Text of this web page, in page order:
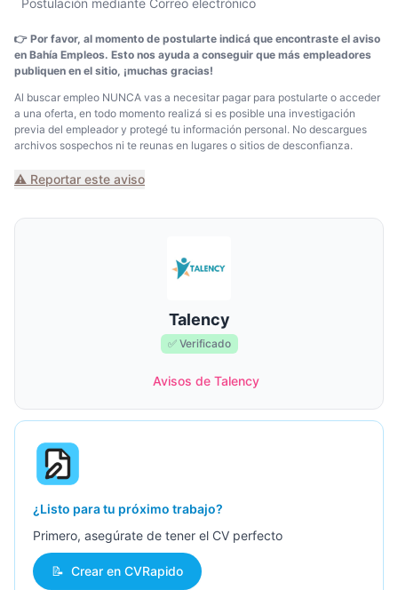
Postulación mediante Correo electrónico
👉 Por favor, al momento de postularte indicá que encontraste el aviso
en Bahía Empleos. Esto nos ayuda a conseguir que más empleadores
publiquen en el sitio, ¡muchas gracias!
Al buscar empleo NUNCA vas a necesitar pagar para postularte o acceder
a una oferta, en todo momento realizá si es posible una investigación
previa del empleador y protegé tu información personal. No descargues
archivos sospechos ni te reunas en lugares o sitios de desconfianza.
⚠️ Reportar este aviso
Talency
✅ Verificado
Avisos de Talency
¿Listo para tu próximo trabajo?
Primero, asegúrate de tener el CV perfecto
📝 Crear en CVRapido